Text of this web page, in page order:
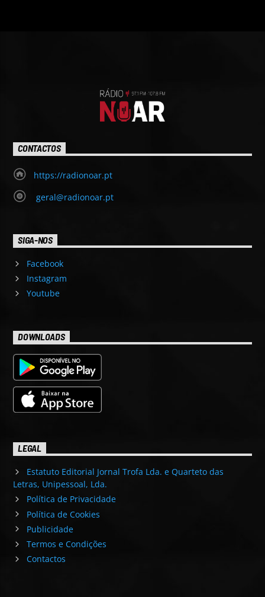
CONTACTOS
https://radionoar.pt
geral@radionoar.pt
SIGA-NOS
Facebook
Instagram
Youtube
DOWNLOADS
LEGAL
Estatuto Editorial Jornal Trofa Lda. e Quarteto das
Letras, Unipessoal, Lda.
Política de Privacidade
Política de Cookies
Publicidade
Termos e Condições
Contactos